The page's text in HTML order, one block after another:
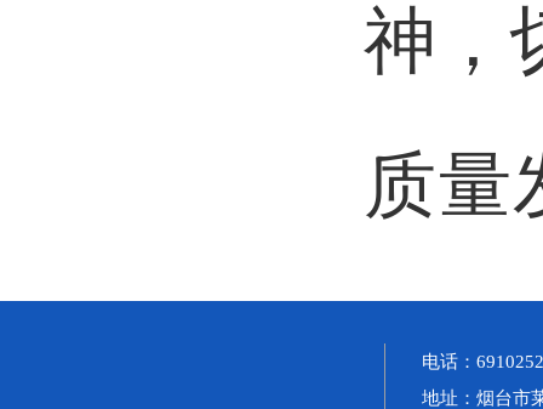
神，
质量
电话：6910252
地址：烟台市